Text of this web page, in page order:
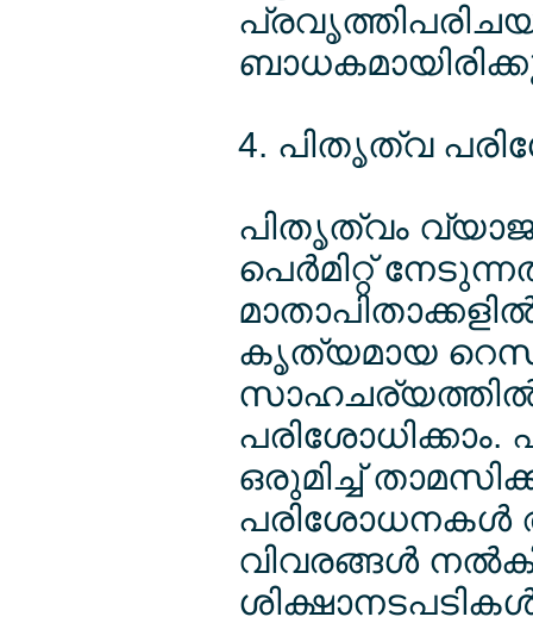
4. പിതൃത്വ
പിതൃത്വം
പെര്‍മിറ്റ്
കൃത്യമായ
ഒരുമിച്ച്
പരിശോധനകള്‍
വിവരങ്ങള്‍